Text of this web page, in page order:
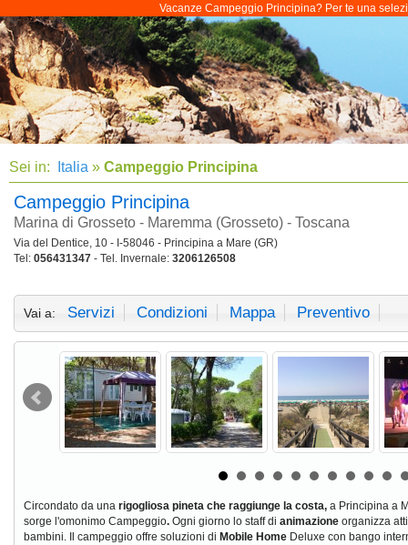
Vacanze Campeggio Principina? Per te una
Sei in: Italia » Campeggio Principina
Campeggio Principina
Marina di Grosseto - Maremma (Grosseto) - Toscana
Via del Dentice, 10 - I-58046 - Principina a Mare (GR)
Tel: 056431347 - Tel. Invernale: 3206126508
Vai a: Servizi Condizioni Mappa Preventivo
Circondato da una rigogliosa pineta che raggiunge la costa, a Principina a
sorge l'omonimo Campeggio. Ogni giorno lo staff di animazione organizza
bambini. Il campeggio offre soluzioni di Mobile Home Deluxe con bango